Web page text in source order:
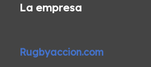
La empresa
Rugbyaccion.com